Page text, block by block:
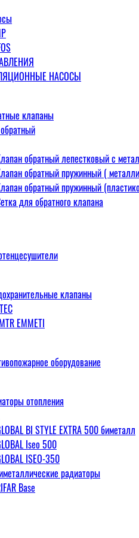
прямой
переходник
ВН
НВ (футорка)
Угловой
Тройник переходной
Тройник равный
ВВ
ВН
потока для радиатора
НАСОСЫ
клапаны
обратный лепестковый с
обратный пружинный (
обратный пружинный
для обратного клапана
Корпус/диск - чугун РN16 (Тмакс
клапаны
EMMETI
оборудование
отопления
BI STYLE EXTRA 500 биметалл
Iseo 500
ISEO-350
радиаторы
Base